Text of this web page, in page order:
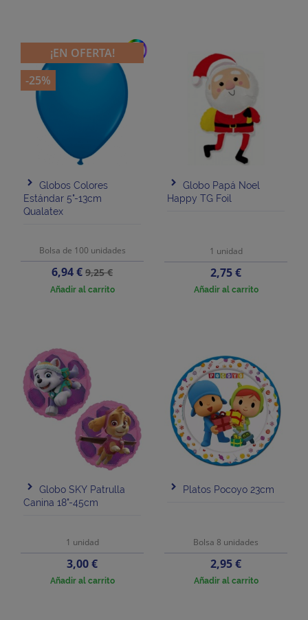
add
Globos Colores
Estándar 5"-13cm
Qualatex
Bolsa de 100 unidades
Precio
6,94 €Precio
base
9,25 €
Añadir al carrito
¡EN OFERTA!
-25%
Globo Papá Noel
Happy TG Foil
1 unidad
Precio
2,75 €
Añadir al carrito
Globo SKY Patrulla
Canina 18"-45cm
1 unidad
Precio
3,00 €
Añadir al carrito
Platos Pocoyo 23cm
Bolsa 8 unidades
Precio
2,95 €
Añadir al carrito